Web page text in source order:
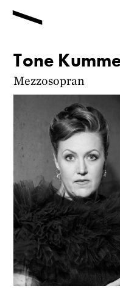
Tone
Mezzosopran